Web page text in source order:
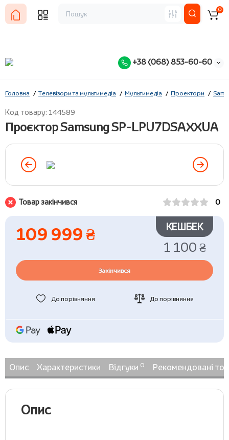
+38 (068) 853-60-60
0
Головна Телевізори та мультимедіа Мультимедіа Проектори
Код товару: 144589
Проєктор Samsung SP-LPU7DSAXXUA
Товар закінчився 0
109 999 ₴ КЕШБЕК
1 100 ₴
Закінчився
До порівняння До порівняння
Опис Характеристики Відгуки 0 Рекомендовані
Опис